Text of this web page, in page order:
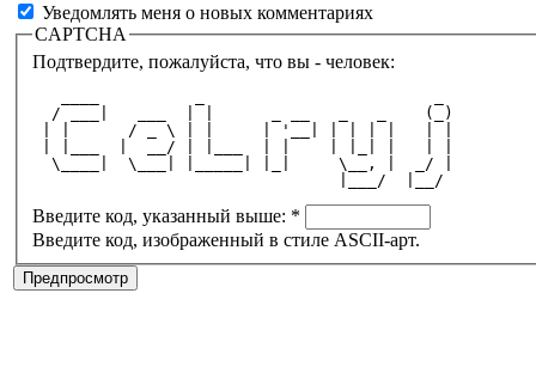
Уведомлять меня о новых комментариях
CAPTCHA
Подтвердите, пожалуйста, что вы - человек:
  / ___|   ___  | |      _ __   _   _    (_)
| |      / _ \ | |     | '__| | | | |   | |
| |___  |  __/ | |___  | |    | |_| |   | |
  \____|  \___| |_____| |_|     \__, |  _/ |
                                |___/  |__/
Введите код, указанный выше: *
Введите код, изображенный в стиле ASCII-арт.